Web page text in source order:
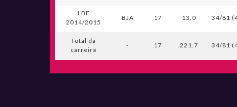
LBF
2014/2015
BJA 17 13.0 34/81
Total da
carreira
- 17 221.7 34/81